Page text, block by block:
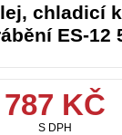
chladicí
ES-12
787 KČ
S DPH